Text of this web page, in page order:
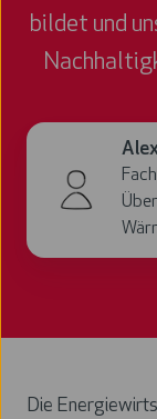
bildet und
Die